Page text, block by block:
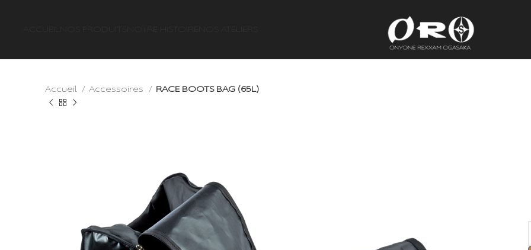
Accueil Accessoires RACE BOOTS BAG (65L)